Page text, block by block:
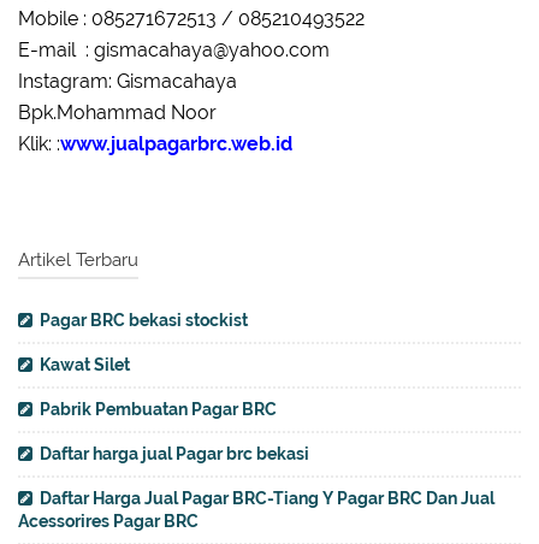
Mobile : 085271672513 / 085210493522
E-mail : gismacahaya@yahoo.com
Instagram: Gismacahaya
Bpk.Mohammad Noor
Klik: :www.jualpagarbrc.web.id
Artikel Terbaru
Pagar BRC bekasi stockist
Kawat Silet
Pabrik Pembuatan Pagar BRC
Daftar harga jual Pagar brc bekasi
Daftar Harga Jual Pagar BRC-Tiang Y Pagar BRC Dan Jual
Acessorires Pagar BRC